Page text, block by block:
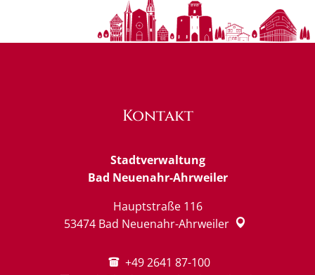
Kontakt
Stadtverwaltung
Bad Neuenahr-Ahrweiler
Hauptstraße 116
53474 Bad Neuenahr-Ahrweiler
+49 2641 87-100